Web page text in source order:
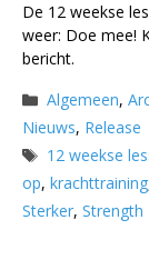
De 12 weekse
weer: Doe mee!
bericht.
Categorieën
Algemeen,
Nieuws, Release
Tags
12 weekse
op, krachttraining
Sterker,